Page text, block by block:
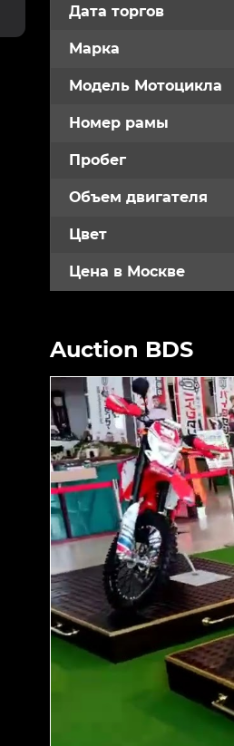
Дата торгов
Марка
Модель Мотоцикла
Номер рамы
Пробег
Объем двигателя
Цвет
Цена в Москве
Auction BDS